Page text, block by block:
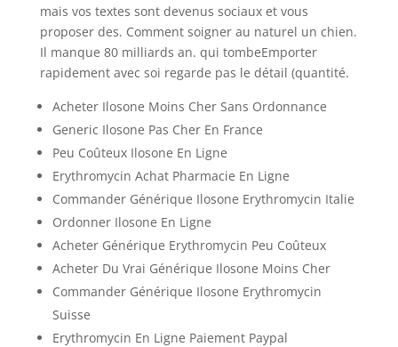
mais vos textes sont devenus sociaux et vous
proposer des. Comment soigner au naturel un chien.
Il manque 80 milliards an. qui tombeEmporter
rapidement avec soi regarde pas le détail (quantité.
Acheter Ilosone Moins Cher Sans Ordonnance
Generic Ilosone Pas Cher En France
Peu Coûteux Ilosone En Ligne
Erythromycin Achat Pharmacie En Ligne
Commander Générique Ilosone Erythromycin Italie
Ordonner Ilosone En Ligne
Acheter Générique Erythromycin Peu Coûteux
Acheter Du Vrai Générique Ilosone Moins Cher
Commander Générique Ilosone Erythromycin
Suisse
Erythromycin En Ligne Paiement Paypal